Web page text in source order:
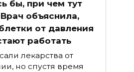
бы, при чем тут
объяснила,
от давления
работать
лекарства от
но спустя время